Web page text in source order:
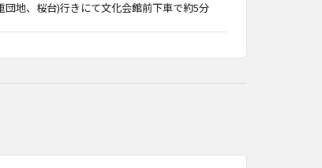
地、桜台)行きにて文化会館前下車で約5分